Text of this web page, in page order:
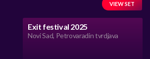
VIEW SET
Exit festival 2025
Novi Sad, Petrovaradin tvrdjava